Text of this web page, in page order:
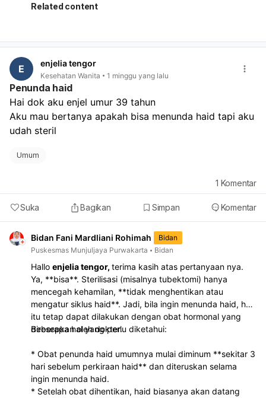
Related content
E enjelia tengor
Kesehatan Wanita 1 minggu yang lalu
Penunda haid
Hai dok aku enjel umur 39 tahun
Aku mau bertanya apakah bisa menunda haid tapi aku
udah steril
Umum
Suka Bagikan Simpan Komentar
1 Komentar
Bidan Fani Mardliani Rohimah
Bidan
Puskesmas Munjuljaya Purwakarta
Bidan
Hallo enjelia tengor, terima kasih atas pertanyaan nya.
Ya, **bisa**. Sterilisasi (misalnya tubektomi) hanya
mencegah kehamilan, **tidak menghentikan atau
mengatur siklus haid**. Jadi, bila ingin menunda haid, hal
itu tetap dapat dilakukan dengan obat hormonal yang
diresepkan oleh dokter.
Beberapa hal yang perlu diketahui:
* Obat penunda haid umumnya mulai diminum **sekitar 3
hari sebelum perkiraan haid** dan diteruskan selama
ingin menunda haid.
* Setelah obat dihentikan, haid biasanya akan datang